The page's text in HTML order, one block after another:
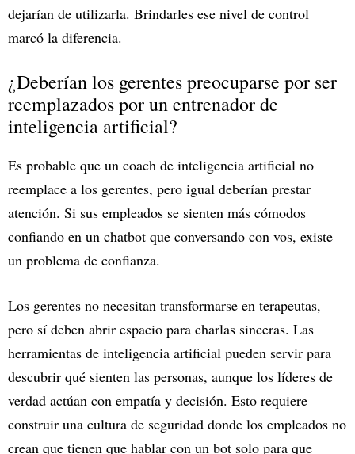
dejarían de utilizarla. Brindarles ese nivel de control
marcó la diferencia.
¿Deberían los gerentes preocuparse por ser
reemplazados por un entrenador de
inteligencia artificial?
Es probable que un coach de inteligencia artificial no
reemplace a los gerentes, pero igual deberían prestar
atención. Si sus empleados se sienten más cómodos
confiando en un chatbot que conversando con vos, existe
un problema de confianza.
Los gerentes no necesitan transformarse en terapeutas,
pero sí deben abrir espacio para charlas sinceras. Las
herramientas de inteligencia artificial pueden servir para
descubrir qué sienten las personas, aunque los líderes de
verdad actúan con empatía y decisión. Esto requiere
construir una cultura de seguridad donde los empleados no
crean que tienen que hablar con un bot solo para que